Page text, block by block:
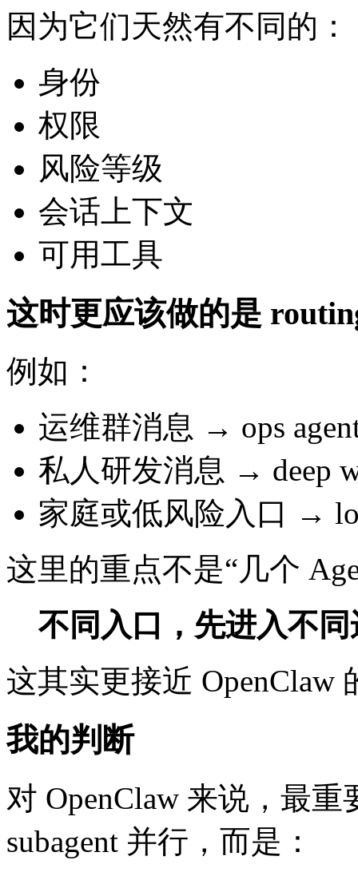
因为它们天然有不同的：
身份
权限
风险等级
会话上下文
可用工具
这时更应该做的是
例如：
运维群消息 → ops
私人研发消息 → deep
家庭或低风险入口 →
这里的重点不是“几个
不同入口，先进入不
这其实更接近 OpenClaw
我的判断
对 OpenClaw 来说，最
subagent 并行，而是：